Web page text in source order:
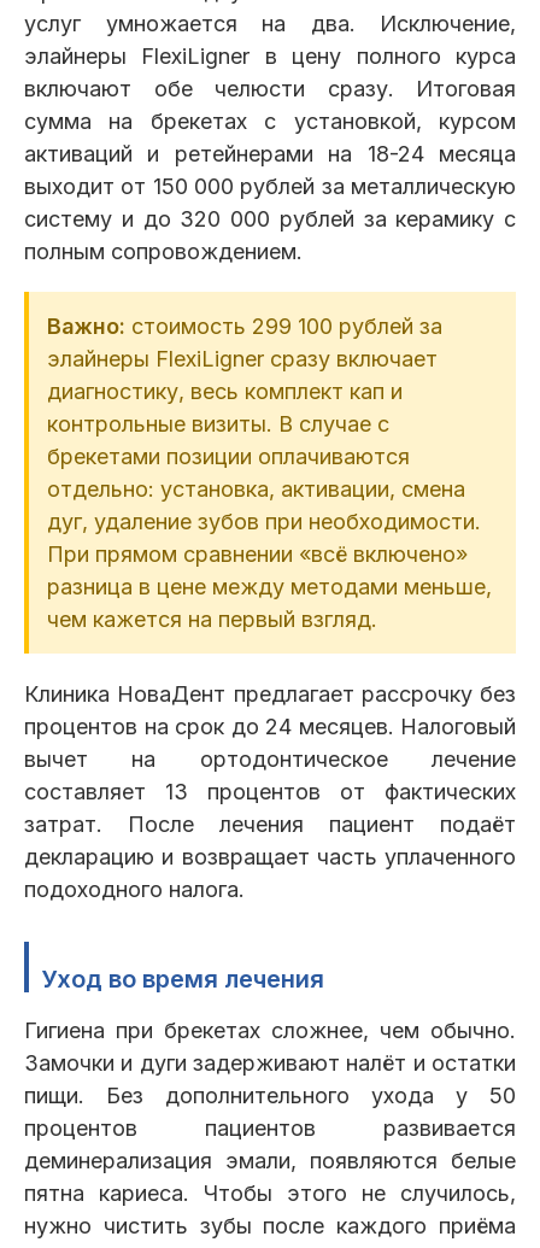
услуг умножается на два. Исключение,
элайнеры FlexiLigner в цену полного курса
включают обе челюсти сразу. Итоговая
сумма на брекетах с установкой, курсом
активаций и ретейнерами на 18-24 месяца
выходит от 150 000 рублей за металлическую
систему и до 320 000 рублей за керамику с
полным сопровождением.
Важно: стоимость 299 100 рублей за
элайнеры FlexiLigner сразу включает
диагностику, весь комплект кап и
контрольные визиты. В случае с
брекетами позиции оплачиваются
отдельно: установка, активации, смена
дуг, удаление зубов при необходимости.
При прямом сравнении «всё включено»
разница в цене между методами меньше,
чем кажется на первый взгляд.
Клиника НоваДент предлагает рассрочку без
процентов на срок до 24 месяцев. Налоговый
вычет на ортодонтическое лечение
составляет 13 процентов от фактических
затрат. После лечения пациент подаёт
декларацию и возвращает часть уплаченного
подоходного налога.
Уход во время лечения
Гигиена при брекетах сложнее, чем обычно.
Замочки и дуги задерживают налёт и остатки
пищи. Без дополнительного ухода у 50
процентов пациентов развивается
деминерализация эмали, появляются белые
пятна кариеса. Чтобы этого не случилось,
нужно чистить зубы после каждого приёма